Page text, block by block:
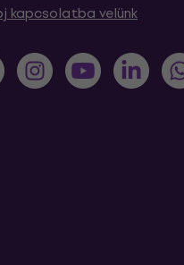
kapcsolatba velünk